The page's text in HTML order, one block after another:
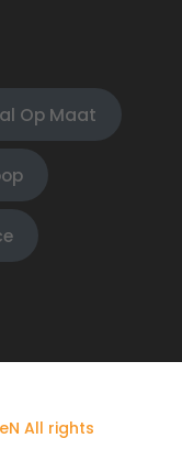
Op Maat
All rights